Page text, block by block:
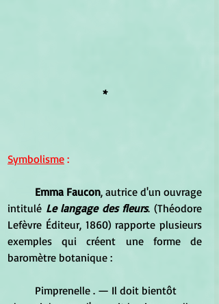
*
Symbolisme :
Emma Faucon, autrice d'un ouvrage
intitulé Le langage des fleurs. (Théodore
Lefèvre Éditeur, 1860) rapporte plusieurs
exemples qui créent une forme de
baromètre botanique :